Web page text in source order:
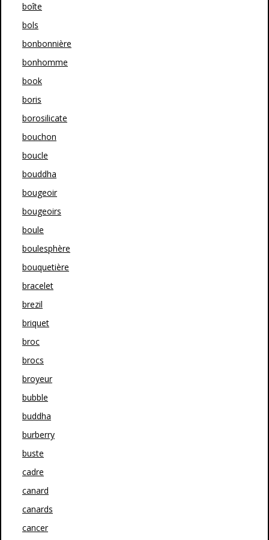
boîte
bols
bonbonnière
bonhomme
book
boris
borosilicate
bouchon
boucle
bouddha
bougeoir
bougeoirs
boule
boulesphère
bouquetière
bracelet
brezil
briquet
broc
brocs
broyeur
bubble
buddha
burberry
buste
cadre
canard
canards
cancer